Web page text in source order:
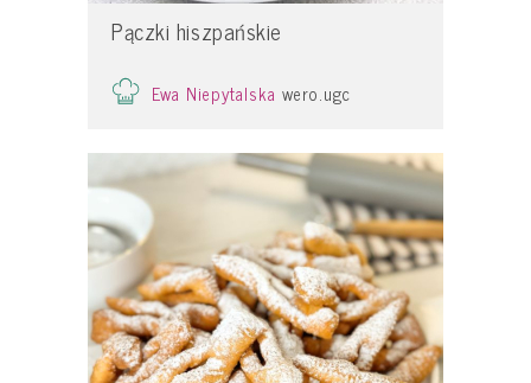
Pączki hiszpańskie
Ewa Niepytalska wero.ugc